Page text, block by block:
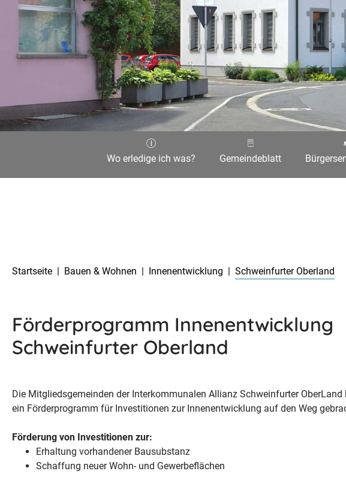
Wo erledige ich was? Gemeindeblatt
Startseite
Bauen & Wohnen Innenentwicklung Schweinfurter Oberland
Förderprogramm Innenentwicklung
Schweinfurter Oberland
Die Mitgliedsgemeinden der Interkommunalen Allianz Schweinfurter OberLand
ein Förderprogramm für Investitionen zur Innenentwicklung auf den Weg
Förderung von Investitionen zur:
Erhaltung vorhandener Bausubstanz
Schaffung neuer Wohn- und Gewerbeflächen